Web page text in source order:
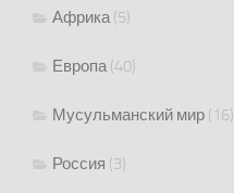
Африка(5)
Европа(40)
Мусульманский мир (16)
Россия (3)